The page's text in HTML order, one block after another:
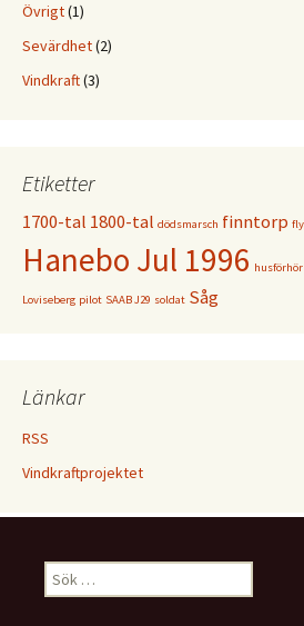
Övrigt(1)
Sevärdhet(2)
Vindkraft(3)
Etiketter
1700-tal 1800-tal dödsmarsch finntorp
Hanebo Jul 1996 husförhör
Loviseberg pilot SAAB J29 soldat Såg
Länkar
RSS
Vindkraftprojektet
Sök
efter: